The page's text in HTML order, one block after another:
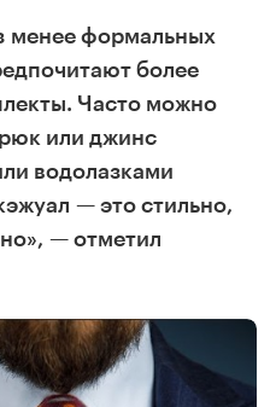
менее формальных
более
Часто можно
или джинс
водолазками
— это стильно,
— отметил